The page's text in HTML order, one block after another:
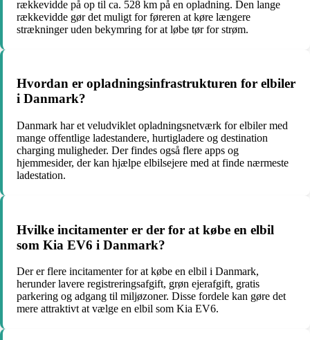
rækkevidde på op til ca. 528 km på en opladning. Den lange
rækkevidde gør det muligt for føreren at køre længere
strækninger uden bekymring for at løbe tør for strøm.
Hvordan er opladningsinfrastrukturen for elbiler
i Danmark?
Danmark har et veludviklet opladningsnetværk for elbiler med
mange offentlige ladestandere, hurtigladere og destination
charging muligheder. Der findes også flere apps og
hjemmesider, der kan hjælpe elbilsejere med at finde nærmeste
ladestation.
Hvilke incitamenter er der for at købe en elbil
som Kia EV6 i Danmark?
Der er flere incitamenter for at købe en elbil i Danmark,
herunder lavere registreringsafgift, grøn ejerafgift, gratis
parkering og adgang til miljøzoner. Disse fordele kan gøre det
mere attraktivt at vælge en elbil som Kia EV6.